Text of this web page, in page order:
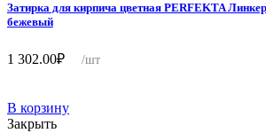
Затирка для кирпича цветная PERFEKTA
бежевый
1 302.00₽ /шт
В корзину
Закрыть